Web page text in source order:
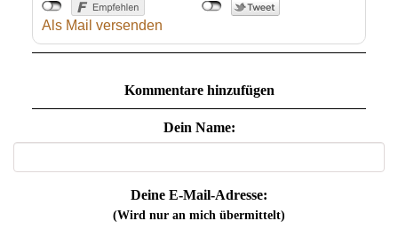
Als Mail versenden
Kommentare hinzufügen
Dein Name:
Deine E-Mail-Adresse:
(Wird nur an mich übermittelt)